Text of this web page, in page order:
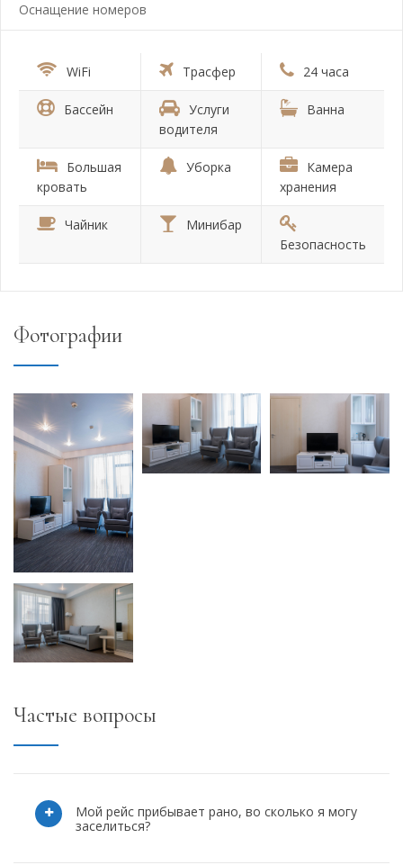
Оснащение номеров
WiFi Трасфер 24 часа
Бассейн
Услуги
водителя
Ванна
Большая
кровать
Уборка
Камера
хранения
Чайник
Минибар
Безопасность
Фотографии
Частые вопросы
Мой рейс прибывает рано, во сколько я могу
заселиться?